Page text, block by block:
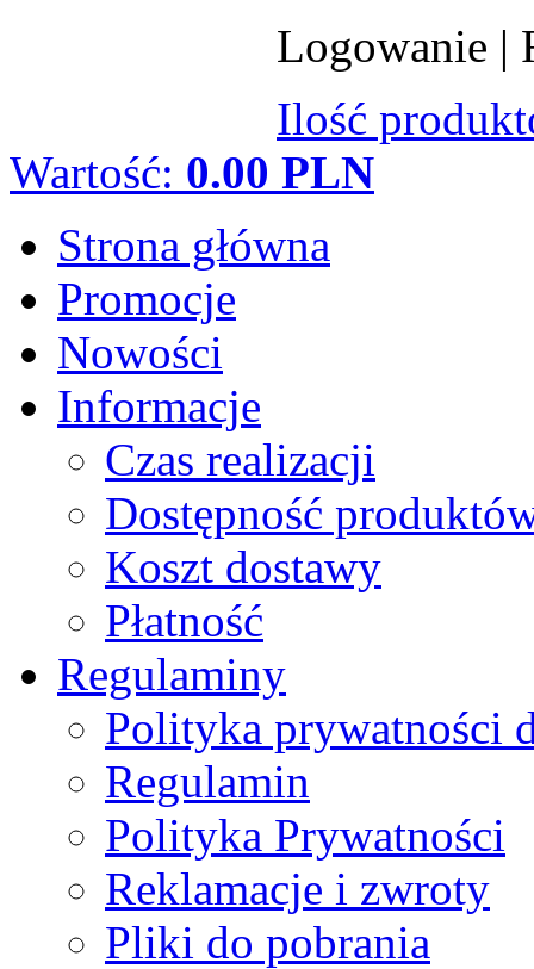
Logowanie |
Ilość
Wartość: 0.00 PLN
Strona główna
Promocje
Nowości
Informacje
Czas realizacji
Dostępność
Koszt dostawy
Płatność
Regulaminy
Polityka prywatności
Regulamin
Polityka Prywatności
Reklamacje i zwroty
Pliki do pobrania